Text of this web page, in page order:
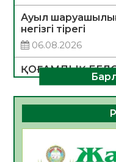
Ауыл
негізгі тірегі
06.08.2026
ҚОҒАМДЫҚ
ДАМУЫНЫҢ
06.08.2026
ҚҰРЫЛТАЙ
06.08.2026